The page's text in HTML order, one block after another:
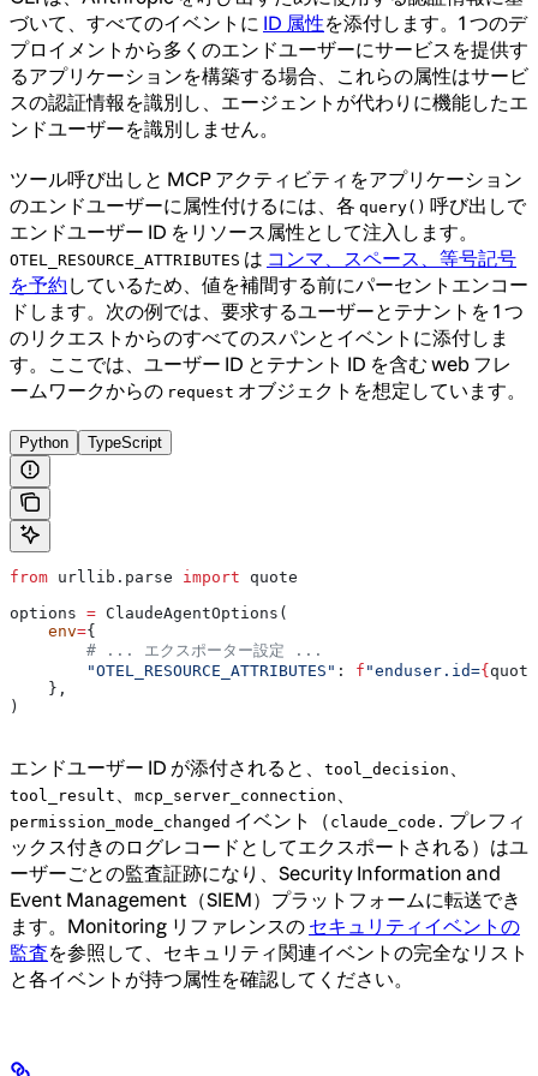
づいて、すべてのイベントに ID 属性を添付します。1 つのデ
プロイメントから多くのエンドユーザーにサービスを提供す
るアプリケーションを構築する場合、これらの属性はサービ
スの認証情報を識別し、エージェントが代わりに機能したエ
ンドユーザーを識別しません。
ツール呼び出しと MCP アクティビティをアプリケーション
のエンドユーザーに属性付けるには、各 query() 呼び出しで
エンドユーザー ID をリソース属性として注入します。
OTEL_RESOURCE_ATTRIBUTES は コンマ、スペース、等号記号
を予約 しているため、値を補間する前にパーセントエンコー
ドします。次の例では、要求するユーザーとテナントを 1 つ
のリクエストからのすべてのスパンとイベントに添付しま
す。ここでは、ユーザー ID とテナント ID を含む web フレ
ームワークからの request オブジェクトを想定しています。
Python TypeScript
from urllib.parse import quote
options = ClaudeAgentOptions(
    env
={
        # ... エクスポーター設定 ...
        "OTEL_RESOURCE_ATTRIBUTES"
: f "enduser.id={
    },
)
エンドユーザー ID が添付されると、 tool_decision 、
tool_result 、 mcp_server_connection 、
permission_mode_changed イベント（ claude_code. プレフィ
ックス付きのログレコードとしてエクスポートされる）はユ
ーザーごとの監査証跡になり、Security Information and
Event Management（SIEM）プラットフォームに転送でき
ます。Monitoring リファレンスの セキュリティイベントの
監査を参照して、セキュリティ関連イベントの完全なリスト
と各イベントが持つ属性を確認してください。